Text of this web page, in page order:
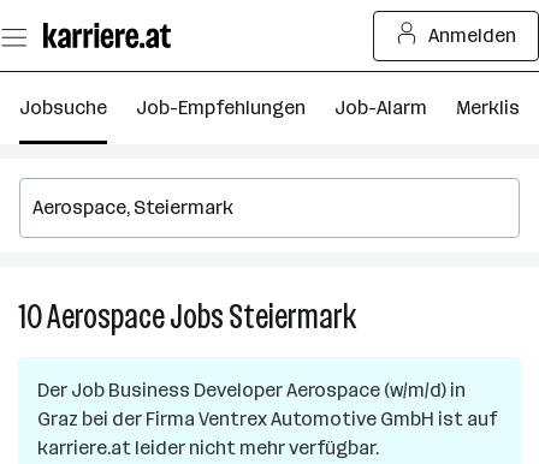
Seiteninhalt
springen
Anmelden
Jobsuche Job-Empfehlungen Job-Alarm Merkliste
10AerospaceJobsSteiermark10
in
Steiermark
Der Job Business Developer Aerospace (w/m/d) in
Graz bei der Firma Ventrex Automotive GmbH ist auf
karriere.at leider nicht mehr verfügbar.